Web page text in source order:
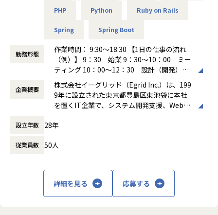
ーカー、商社など多様です。
ロジェクトでご活躍いただけます。
◎学校向け留学支援システム
◎銀行向け基幹システム
◎スマホ、カーナビなどの組み込み・制御系関連
◎船舶が自動で障害物を避けるシステム など
※一般ユーザーに多く使われるシステムから、最先端領域に
関わる案件もあります
◆配属プロジェクト
が、本人の希望を出来る限り考慮した配属を行っていきま
【業務の変更の範囲】
会社の定める業務全般
PHP Python Ruby on Rails
Spring Spring Boot
勤務形態
作業時間： 9:30～18:30 【1日の仕事の流れ
（例）】 9：30 始業 9：30～10：00 ミー
ティング 10：00～12：30 設計（開発）作
業 ～昼休み～ 13：30～18：00
設計（開発）作業 ミーティング 18：00～1
8：30 ◆実働8時間・休憩1時間 ※勤務先
（クライアント先）によって、始業時間がゆ
っくり開始であったり 実働時間に変動が
生じる場合があります◎
働き方：
時など）
間）
休憩時間： 60分
企業概要
株式会社イーグリッド（Egrid Inc.）は、199
9年に設立された東京都豊島区東池袋に本社
を置くIT企業で、システム開発支援、Webサ
リューションなど幅広いサービスを展開して
会貢献、顧客の幸福、新たなサービス創出、I
進的な技術と柔軟な発想を基盤に事業を推進
し、台北企業との連携やホーチミン出張所の
開設など、海外展開にも意欲的である。ま
設立年数 28年
従業員数 50人
詳細を見る 応募する